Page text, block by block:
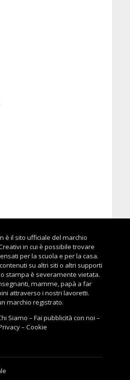
è il sito ufficiale del marchio
in cui è possibile trovare
per la scuola e per la casa.
su altri siti o altri supporti
stampa è severamente vietata.
mamme, papà a far
attraverso i nostri lavoretti.
marchio registrato.
Siamo –Fai pubblicità con noi –
–Cookie